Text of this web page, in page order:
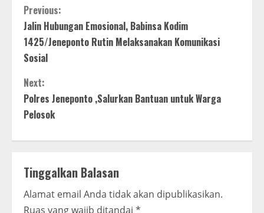
C
o
n
t
i
n
u
e
Previous:
Jalin Hubungan Emosional, Babinsa Kodim
1425/Jeneponto Rutin Melaksanakan Komunikasi
Sosial
Next:
Polres Jeneponto ,Salurkan Bantuan untuk Warga
Pelosok
Tinggalkan Balasan
Alamat email Anda tidak akan dipublikasikan.
Ruas yang wajib ditandai *